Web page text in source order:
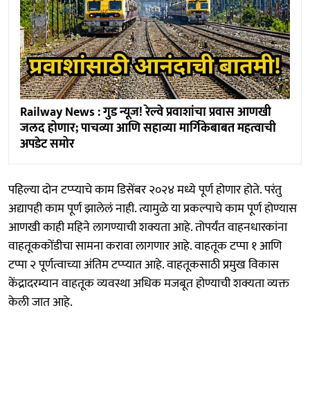
Railway News : गुड न्यूज! रेल्वे प्रवाशांचा प्रवास आणखी
जलद होणार; पाचव्या आणि सहाव्या मार्गिकेबाबत महत्वाची
अपडेट समोर
पहिल्या दोन टप्प्याचे काम डिसेंबर २०२४ मध्ये पूर्ण होणार होते. परंतु
अद्यापही काम पूर्ण झालेलं नाही. त्यामुळे या प्रकल्पाचे काम पूर्ण होण्यास
आणखी काही महिने लागण्याची शक्यता आहे. तोपर्यंत वाहनधारकांना
वाहतूककोंडीचा सामना करावा लागणार आहे. वाहतूक टप्पा १ आणि
टप्पा २ पूर्णत्वाच्या अंतिम टप्प्यात आहे. वाहतूकसाठी प्रमुख विकास
केंद्रादरम्यान वाहतूक व्यवस्था अधिक मजबूत होण्याची शक्यता व्यक्त
केली जात आहे.